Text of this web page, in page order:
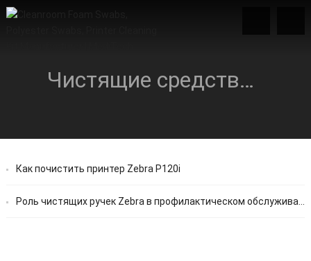
Чистящие средства Зебра
Как почистить принтер Zebra P120i
Роль чистящих ручек Zebra в профилактическом обслуживании